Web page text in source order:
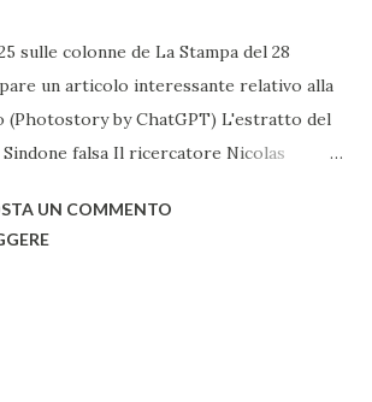
sulle colonne de La Stampa del 28
un articolo interessante relativo alla
(Photostory by ChatGPT) L'estratto del
Sindone falsa Il ricercatore Nicolas
dell'Accademia Francese di Roma ha
UN COMMENTO